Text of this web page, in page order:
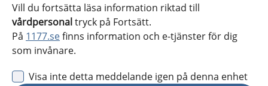
Vill du fortsätta läsa information riktad till
vårdpersonaltryck på Fortsätt.
På 1177.sefinns information och e-tjänster för dig
som invånare.
Visa inte detta meddelande igen på denna enhet
Omfattning av kunskapsstödet
behandling och uppföljning av kronisk obstruktiv